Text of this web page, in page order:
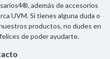
además de accesorios
UVM. Si tienes alguna duda o
productos, no dudes en
de poder ayudarte.